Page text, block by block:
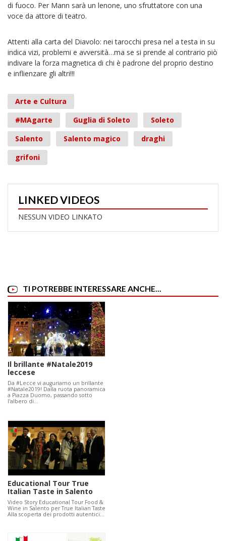
di fuoco. Per Mann sarà un lenone, uno sfruttatore con una
voce da attore di teatro.
Attenti alla carta del Diavolo: nei tarocchi presa nel a testa in su
indica vizi, problemi e avversità…ma se si prende al contrario piò
indivare la forza magnetica di chi è padrone del proprio destino
e inflienzare gli altri!!!
Arte e Cultura
#MAgarte
Guglia di Soleto
Soleto
Salento
Salento magico
draghi
grifoni
LINKED VIDEOS
NESSUN VIDEO LINKATO
TI POTREBBE INTERESSARE ANCHE...
Il brillante #Natale2019
leccese
Da #Lecce vi auguriamo un brillante
#Natale2019! Dalla ruota panoramica
a Piazza Duomo, passando sotto
l'albero di…
Educational Tour True
Italian Taste in Salento
Video Story Educational Tour Food &
Wine in Salento per True Italian Taste
Alla scoperta dei prodotti autentici…